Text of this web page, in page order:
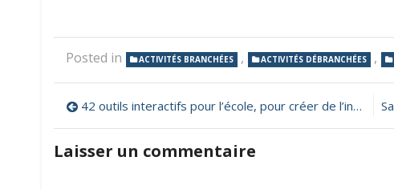
Posted in ACTIVITÉS BRANCHÉES , ACTIVITÉS DÉBRANCHÉES ,
Navigation
de
l’article
42 outils interactifs pour l’école, pour créer de l’interactivité sur son tableau
Laisser un commentaire